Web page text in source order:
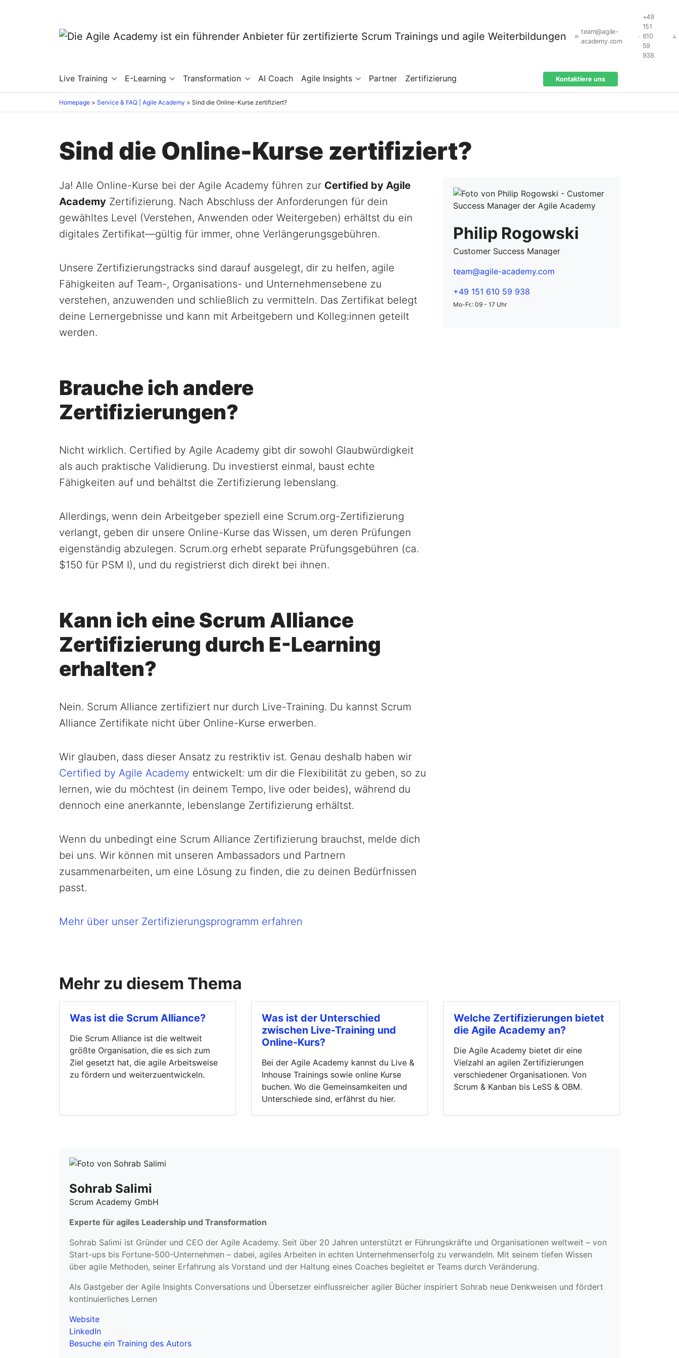
team@agile-
academy.com
+49
151
610
59
938
Live Training E-Learning Transformation AI Coach Agile Insights Partner Zertifizierung Kontaktiere uns
Homepage Service & FAQ | Agile Academy Sind die Online-Kurse zertifiziert?
Sind die Online-Kurse zertifiziert?
Ja! Alle Online-Kurse bei der Agile Academy führen zur Certified by Agile
Academy Zertifizierung. Nach Abschluss der Anforderungen für dein
gewähltes Level (Verstehen, Anwenden oder Weitergeben) erhältst du ein
digitales Zertifikat—gültig für immer, ohne Verlängerungsgebühren.
Unsere Zertifizierungstracks sind darauf ausgelegt, dir zu helfen, agile
Fähigkeiten auf Team-, Organisations- und Unternehmensebene zu
verstehen, anzuwenden und schließlich zu vermitteln. Das Zertifikat belegt
deine Lernergebnisse und kann mit Arbeitgebern und Kolleg:innen geteilt
werden.
Brauche ich andere
Zertifizierungen?
Nicht wirklich. Certified by Agile Academy gibt dir sowohl Glaubwürdigkeit
als auch praktische Validierung. Du investierst einmal, baust echte
Fähigkeiten auf und behältst die Zertifizierung lebenslang.
Allerdings, wenn dein Arbeitgeber speziell eine Scrum.org-Zertifizierung
verlangt, geben dir unsere Online-Kurse das Wissen, um deren Prüfungen
eigenständig abzulegen. Scrum.org erhebt separate Prüfungsgebühren (ca.
$150 für PSM I), und du registrierst dich direkt bei ihnen.
Kann ich eine Scrum Alliance
Zertifizierung durch E-Learning
erhalten?
Nein. Scrum Alliance zertifiziert nur durch Live-Training. Du kannst Scrum
Alliance Zertifikate nicht über Online-Kurse erwerben.
Wir glauben, dass dieser Ansatz zu restriktiv ist. Genau deshalb haben wir
Certified by Agile Academy entwickelt: um dir die Flexibilität zu geben, so zu
lernen, wie du möchtest (in deinem Tempo, live oder beides), während du
dennoch eine anerkannte, lebenslange Zertifizierung erhältst.
Wenn du unbedingt eine Scrum Alliance Zertifizierung brauchst, melde dich
bei uns. Wir können mit unseren Ambassadors und Partnern
zusammenarbeiten, um eine Lösung zu finden, die zu deinen Bedürfnissen
passt.
Mehr über unser Zertifizierungsprogramm erfahren
Philip Rogowski
Customer Success Manager
team@agile-academy.com
+49 151 610 59 938
Mo-Fr.: 09 - 17 Uhr
Mehr zu diesem Thema
Was ist die Scrum Alliance?
Die Scrum Alliance ist die weltweit
größte Organisation, die es sich zum
Ziel gesetzt hat, die agile Arbeitsweise
zu fördern und weiterzuentwickeln.
Was ist der Unterschied
zwischen Live-Training und
Online-Kurs?
Bei der Agile Academy kannst du Live &
Inhouse Trainings sowie online Kurse
buchen. Wo die Gemeinsamkeiten und
Unterschiede sind, erfährst du hier.
Welche Zertifizierungen bietet
die Agile Academy an?
Die Agile Academy bietet dir eine
Vielzahl an agilen Zertifizierungen
verschiedener Organisationen. Von
Scrum & Kanban bis LeSS & OBM.
Sohrab Salimi
Scrum Academy GmbH
Experte für agiles Leadership und Transformation
Sohrab Salimi ist Gründer und CEO der Agile Academy. Seit über 20 Jahren unterstützt er Führungskräfte und Organisationen weltweit – von
Start-ups bis Fortune-500-Unternehmen – dabei, agiles Arbeiten in echten Unternehmenserfolg zu verwandeln. Mit seinem tiefen Wissen
über agile Methoden, seiner Erfahrung als Vorstand und der Haltung eines Coaches begleitet er Teams durch Veränderung.
Als Gastgeber der Agile Insights Conversations und Übersetzer einflussreicher agiler Bücher inspiriert Sohrab neue Denkweisen und fördert
kontinuierliches Lernen
Website
LinkedIn
Besuche ein Training des Autors